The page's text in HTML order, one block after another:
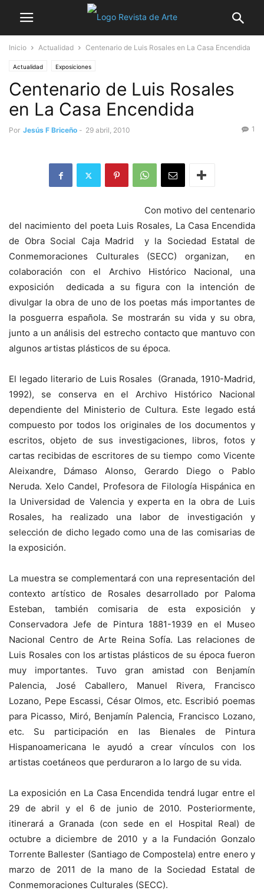
Inicio Actualidad Centenario de Luis Rosales en La Casa Encendida
Actualidad Exposiciones
Centenario de Luis Rosales
en La Casa Encendida
Por Jesús F Briceño - 29 abril, 2010 1
Con motivo del centenario
del nacimiento del poeta Luis Rosales, La Casa Encendida
de Obra Social Caja Madrid y la Sociedad Estatal de
Conmemoraciones Culturales (SECC) organizan, en
colaboración con el Archivo Histórico Nacional, una
exposición dedicada a su figura con la intención de
divulgar la obra de uno de los poetas más importantes de
la posguerra española. Se mostrarán su vida y su obra,
junto a un análisis del estrecho contacto que mantuvo con
algunos artistas plásticos de su época.
El legado literario de Luis Rosales (Granada, 1910-Madrid,
1992), se conserva en el Archivo Histórico Nacional
dependiente del Ministerio de Cultura. Este legado está
compuesto por todos los originales de los documentos y
escritos, objeto de sus investigaciones, libros, fotos y
cartas recibidas de escritores de su tiempo como Vicente
Aleixandre, Dámaso Alonso, Gerardo Diego o Pablo
Neruda. Xelo Candel, Profesora de Filología Hispánica en
la Universidad de Valencia y experta en la obra de Luis
Rosales, ha realizado una labor de investigación y
selección de dicho legado como una de las comisarias de
la exposición.
La muestra se complementará con una representación del
contexto artístico de Rosales desarrollado por Paloma
Esteban, también comisaria de esta exposición y
Conservadora Jefe de Pintura 1881-1939 en el Museo
Nacional Centro de Arte Reina Sofía. Las relaciones de
Luis Rosales con los artistas plásticos de su época fueron
muy importantes. Tuvo gran amistad con Benjamín
Palencia, José Caballero, Manuel Rivera, Francisco
Lozano, Pepe Escassi, César Olmos, etc. Escribió poemas
para Picasso, Miró, Benjamín Palencia, Francisco Lozano,
etc. Su participación en las Bienales de Pintura
Hispanoamericana le ayudó a crear vínculos con los
artistas coetáneos que perduraron a lo largo de su vida.
La exposición en La Casa Encendida tendrá lugar entre el
29 de abril y el 6 de junio de 2010. Posteriormente,
itinerará a Granada (con sede en el Hospital Real) de
octubre a diciembre de 2010 y a la Fundación Gonzalo
Torrente Ballester (Santiago de Compostela) entre enero y
marzo de 2011 de la mano de la Sociedad Estatal de
Conmemoraciones Culturales (SECC).